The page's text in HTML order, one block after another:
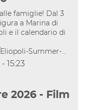
famiglie! Dal 3
a Marina di
e il calendario di
Summer-…
15:23
2026 - Film